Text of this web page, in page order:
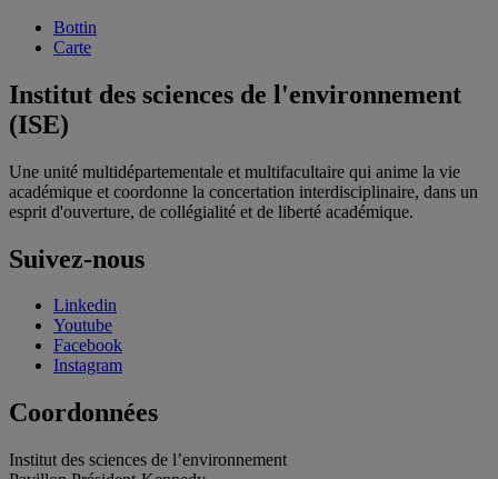
Bottin
Carte
Institut des sciences de l'environnement
(ISE)
Une unité multidépartementale et multifacultaire qui anime la vie
académique et coordonne la concertation interdisciplinaire, dans un
esprit d'ouverture, de collégialité et de liberté académique.
Suivez-nous
Linkedin
Youtube
Facebook
Instagram
Coordonnées
Institut des sciences de l’environnement